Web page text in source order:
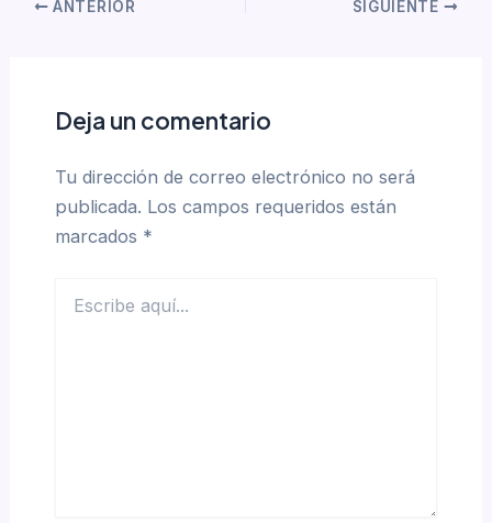
ANTERIOR SIGUIENTE
Deja un comentario
Tu dirección de correo electrónico no será
publicada. Los campos requeridos están
marcados *
aquí...